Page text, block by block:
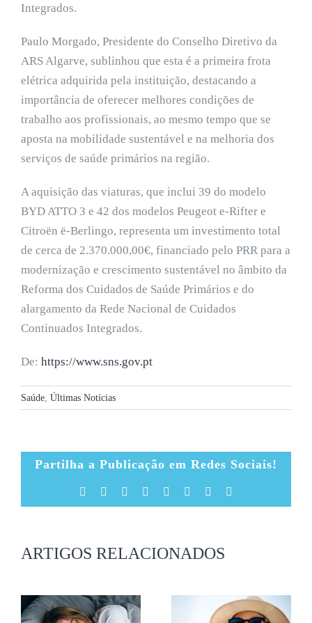
Integrados.
Paulo Morgado, Presidente do Conselho Diretivo da
ARS Algarve, sublinhou que esta é a primeira frota
elétrica adquirida pela instituição, destacando a
importância de oferecer melhores condições de
trabalho aos profissionais, ao mesmo tempo que se
aposta na mobilidade sustentável e na melhoria dos
serviços de saúde primários na região.
A aquisição das viaturas, que inclui 39 do modelo
BYD ATTO 3 e 42 dos modelos Peugeot e-Rifter e
Citroën ë-Berlingo, representa um investimento total
de cerca de 2.370.000,00€, financiado pelo PRR para a
modernização e crescimento sustentável no âmbito da
Reforma dos Cuidados de Saúde Primários e do
alargamento da Rede Nacional de Cuidados
Continuados Integrados.
De: https://www.sns.gov.pt
Saúde Últimas Notícias
Partilha a Publicação em Redes Sociais!
Facebook Reddit LinkedIn
TumblrPinterest
ARTIGOS RELACIONADOS